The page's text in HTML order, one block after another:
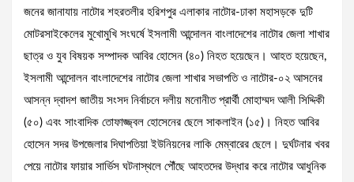
জনের জানাযায় নাটোর শহরতলীর হরিশপুর এলাকার নাটোর-ঢাকা মহাসড়কে দুটি
মোটরসাইকেলের মুখোমুখি সংঘর্ষে ইসলামী আন্দোলন বাংলাদেশের নাটোর জেলা শাখার
ছাত্র ও যুব বিষয়ক সম্পাদক আবির হোসেন (৪০) নিহত হয়েছেন। আহত হয়েছেন,
ইসলামী আন্দোলন বাংলাদেশের নাটোর জেলা শাখার সভাপতি ও নাটোর-০২ আসনের
আসন্ন দ্বাদশ জাতীয় সংসদ নির্বাচনে দলীয় মনোনীত প্রার্থী মোহাম্মদ আলী সিদ্দিকী
(৫০) এবং সাংবাদিক তোফাজ্জ্বল হোসেনের ছেলে সাকলাইন (১৫)। নিহত আবির
হোসেন সদর উপজেলার দিঘাপতিয়া ইউনিয়নের লাকি মেম্বারের ছেলে। দুর্ঘটনার খবর
পেয়ে নাটোর ফায়ার সার্ভিস ঘটনাস্থলে পৌঁছে আহতদের উদ্ধার করে নাটোর আধুনিক